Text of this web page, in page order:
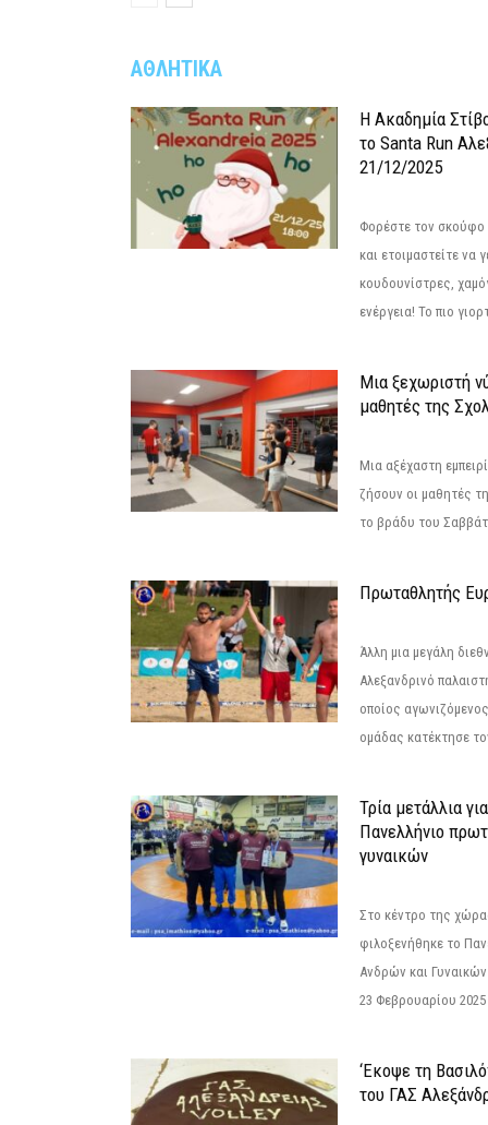
ΑΘΛΗΤΙΚΑ
Η Ακαδημία
το Santa Run
21/12/2025
Φορέστε τον σκούφο
και ετοιμαστείτε να
κουδουνίστρες,
ενέργεια! Το πιο
Μια ξεχωριστή
μαθητές της
Μια αξέχαστη
ζήσουν οι μαθητές
το βράδυ του
Πρωταθλητής
Άλλη μια μεγάλη
Αλεξανδρινό
οποίος
ομάδας κατέκτησε
Τρία μετάλλια
Πανελλήνιο
γυναικών
Στο κέντρο της
φιλοξενήθηκε το
Ανδρών και
23 Φεβρουαρίου
‘Εκοψε τη
του ΓΑΣ